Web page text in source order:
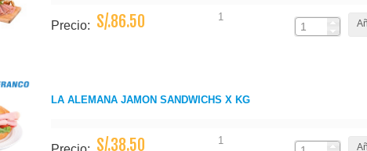
Precio: S/.86.50 1
LA ALEMANA JAMON SANDWICHS X KG
S/.38.50 1